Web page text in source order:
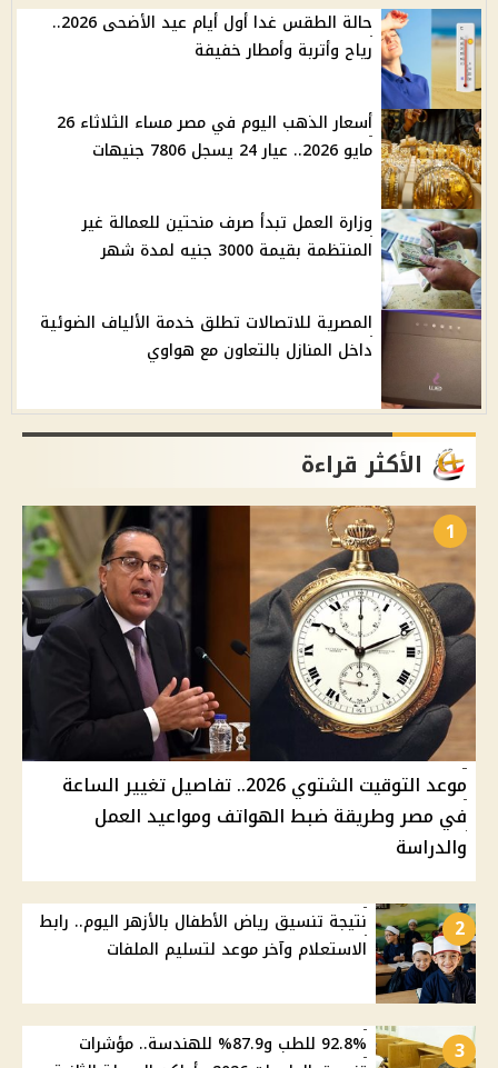
حالة الطقس غدا أول أيام عيد الأضحى 2026..
رياح وأتربة وأمطار خفيفة
أسعار الذهب اليوم في مصر مساء الثلاثاء 26
مايو 2026.. عيار 24 يسجل 7806 جنيهات
وزارة العمل تبدأ صرف منحتين للعمالة غير
المنتظمة بقيمة 3000 جنيه لمدة شهر
المصرية للاتصالات تطلق خدمة الألياف الضوئية
داخل المنازل بالتعاون مع هواوي
الأكثر قراءة
1
موعد التوقيت الشتوي 2026.. تفاصيل تغيير الساعة
في مصر وطريقة ضبط الهواتف ومواعيد العمل
والدراسة
2
نتيجة تنسيق رياض الأطفال بالأزهر اليوم.. رابط
الاستعلام وآخر موعد لتسليم الملفات
3
92.8% للطب و87.9% للهندسة.. مؤشرات